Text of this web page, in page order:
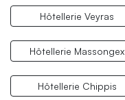
Hôtellerie Veyras
Hôtellerie Massongex
Hôtellerie Chippis